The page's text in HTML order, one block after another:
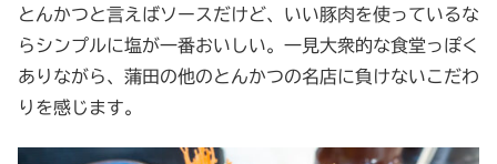
とんかつと言えばソースだけど、いい豚肉を使っているな
らシンプルに塩が一番おいしい。一見大衆的な食堂っぽく
ありながら、蒲田の他のとんかつの名店に負けないこだわ
りを感じます。